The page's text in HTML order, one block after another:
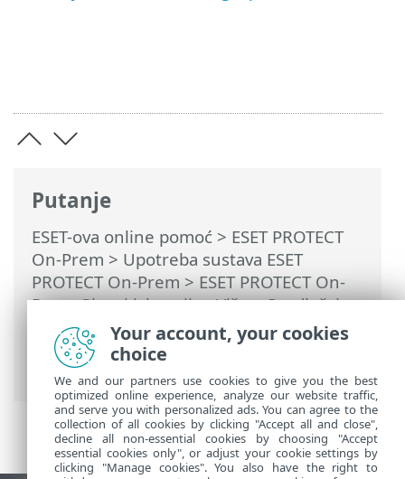
Putanje
ESET-ova online pomoć > ESET PROTECT
On-Prem > Upotreba sustava ESET
PROTECT On-Prem > ESET PROTECT On-
Prem Glavni izbornik>Više>Predlošci
dinamičkih grupa>Predložak dinamičke
grupe – primjeri> Dinamička grupa –
sigurnosni program je instaliran
Your account, your cookies
choice
We and our partners use cookies to give you the best
optimized online experience, analyze our website traffic,
and serve you with personalized ads. You can agree to the
collection of all cookies by clicking "Accept all and close",
decline all non-essential cookies by choosing "Accept
essential cookies only", or adjust your cookie settings by
clicking "Manage cookies". You also have the right to